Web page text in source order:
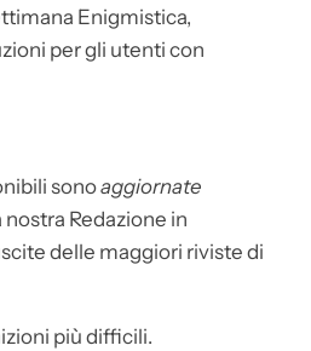
Enigmistica,
per gli utenti con
sonoaggiornate
nostra Redazione in
delle maggiori riviste di
più difficili.